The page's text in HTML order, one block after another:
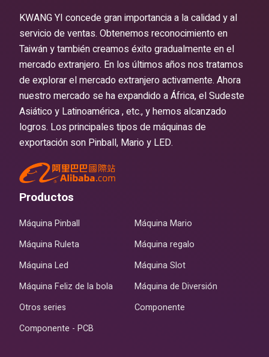
KWANG YI concede gran importancia a la calidad y al
servicio de ventas. Obtenemos reconocimiento en
Taiwán y también creamos éxito gradualmente en el
mercado extranjero. En los últimos años nos tratamos
de explorar el mercado extranjero activamente. Ahora
nuestro mercado se ha expandido a África, el Sudeste
Asiático y Latinoamérica , etc., y hemos alcanzado
logros. Los principales tipos de máquinas de
exportación son Pinball, Mario y LED.
Productos
Máquina Pinball
Máquina Mario
Máquina Ruleta
Máquina regalo
Máquina Led
Máquina Slot
Máquina Feliz de la bola
Máquina de Diversión
Otros series
Componente
Componente - PCB